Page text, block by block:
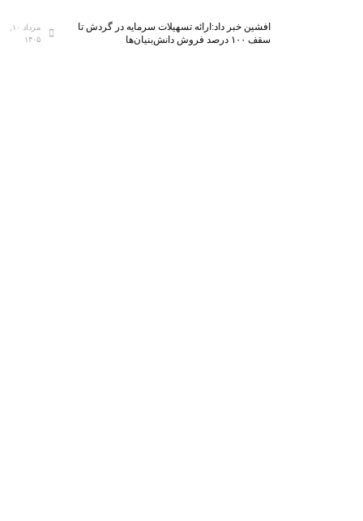
افشین خبر داد:ارائه تسهیلات سرمایه در گردش تا
سقف ۱۰۰ درصد فروش دانش‌بنیان‌ها
۱۴۰۵